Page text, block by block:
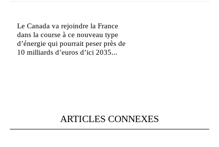
Le Canada va rejoindre la France
dans la course à ce nouveau type
d’énergie qui pourrait peser près de
10 milliards d’euros d’ici 2035...
ARTICLES CONNEXES